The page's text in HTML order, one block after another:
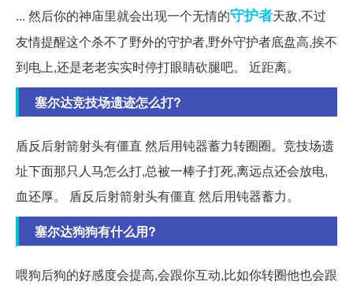
... 然后你的神庙里就会出现一个无情的守护者天敌,不过
友情提醒这个杀不了野外的守护者,野外守护者底盘高,挨不
到电上,还是老老实实时停打眼睛砍腿吧。 近距离。
塞尔达竞技场遗迹怎么打?
盾反后射箭射头有僵直 然后用钝器蓄力转圈圈。竞技场遗
址下面那只人马怎么打,总被一棒子打死,离远点还会放电,
血还厚。 盾反后射箭射头有僵直 然后用钝器蓄力。
塞尔达狗狗有什么用?
喂狗后狗的好感度会提高,会跟你互动,比如你转圈他也会跟